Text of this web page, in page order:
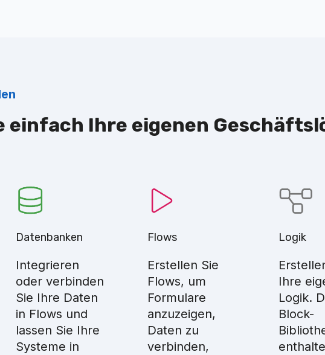
einfach Ihre eigenen
Datenbanken
Integrieren
oder verbinden
Sie Ihre Daten
in Flows und
lassen Sie Ihre
Systeme in
Flows
Erstellen Sie
Flows, um
Formulare
anzuzeigen,
Daten zu
verbinden,
Logik
Ihre
Logik.
Block-